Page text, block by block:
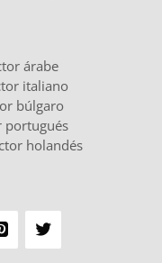
árabe
italiano
búlgaro
portugués
holandés